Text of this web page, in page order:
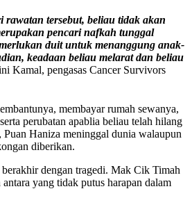
rawatan tersebut, beliau tidak akan
pencari nafkah tunggal
duit untuk menanggung anak-
keadaan beliau melarat dan beliau
Kamal, pengasas Cancer Survivors
membayar rumah sewanya,
perubatan apablia beliau telah hilang
Puan Haniza meninggal dunia walaupun
diberikan.
dengan tragedi. Mak Cik Timah
yang tidak putus harapan dalam